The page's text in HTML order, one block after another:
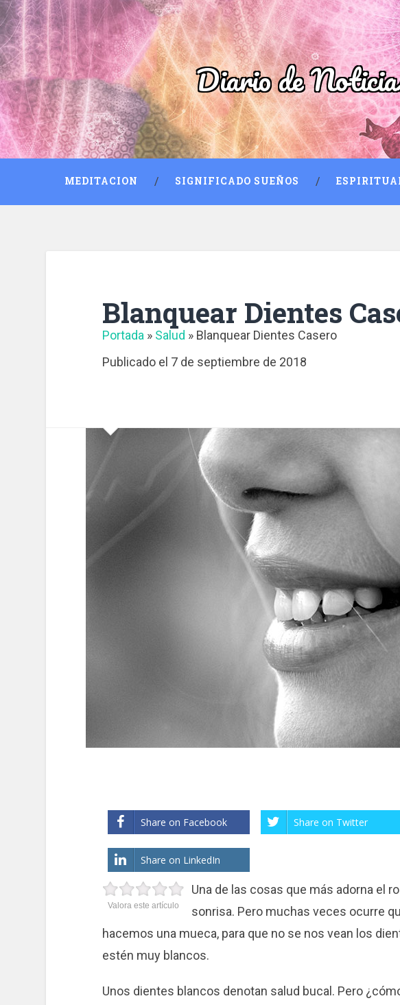
Diario de
MEDITACION SIGNIFICADO SUEÑOS
Blanquear Dientes
Portada » Salud » Blanquear Dientes Casero
Publicado el 7 de septiembre de 2018
Share on Facebook Share on Twitter
Share on LinkedIn
Valora este artículo
Una de las cosas que más adorna el
sonrisa. Pero muchas veces ocurre
hacemos una mueca, para que no se nos vean los
estén muy blancos.
Unos dientes blancos denotan salud bucal. Pero